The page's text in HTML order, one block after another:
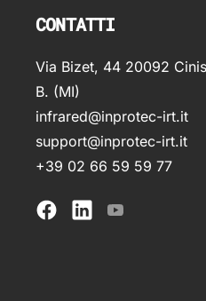
CONTATTI
Via Bizet, 44 20092
B. (MI)
infrared@inprotec-irt.it
support@inprotec-irt.it
+39 02 66 59 59 77